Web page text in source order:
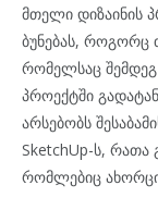
მთელი დიზაინის
ბუნებას, როგორც
რომელსაც
პროექტში
არსებობს
SketchUp-ს, რათა
რომლებიც